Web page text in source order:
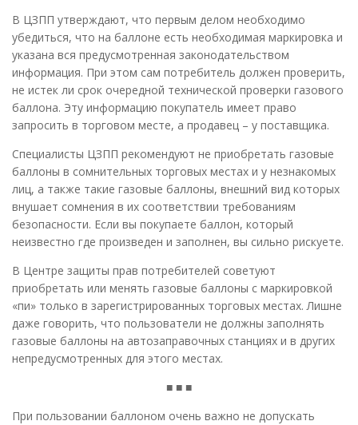
В ЦЗПП утверждают, что первым делом необходимо
убедиться, что на баллоне есть необходимая маркировка и
указана вся предусмотренная законодательством
информация. При этом сам потребитель должен проверить,
не истек ли срок очередной технической проверки газового
баллона. Эту информацию покупатель имеет право
запросить в торговом месте, а продавец – у поставщика.
Специалисты ЦЗПП рекомендуют не приобретать газовые
баллоны в сомнительных торговых местах и у незнакомых
лиц, а также такие газовые баллоны, внешний вид которых
внушает сомнения в их соответствии требованиям
безопасности. Если вы покупаете баллон, который
неизвестно где произведен и заполнен, вы сильно рискуете.
В Центре защиты прав потребителей советуют
приобретать или менять газовые баллоны с маркировкой
«пи» только в зарегистрированных торговых местах. Лишне
даже говорить, что пользователи не должны заполнять
газовые баллоны на автозаправочных станциях и в других
непредусмотренных для этого местах.
■ ■ ■
При пользовании баллоном очень важно не допускать